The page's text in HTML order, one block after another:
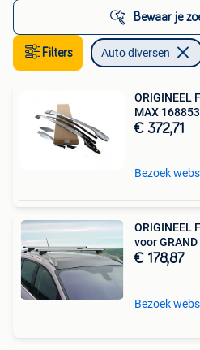
Bewaar je
Filters Auto diversen
ORIGINEEL
MAX
€ 372,71
Bezoek
ORIGINEEL
voor
€ 178,87
Bezoek